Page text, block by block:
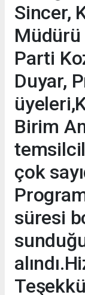
Sincer,
Müdürü
Parti
Duyar,
Birim
çok
süresi